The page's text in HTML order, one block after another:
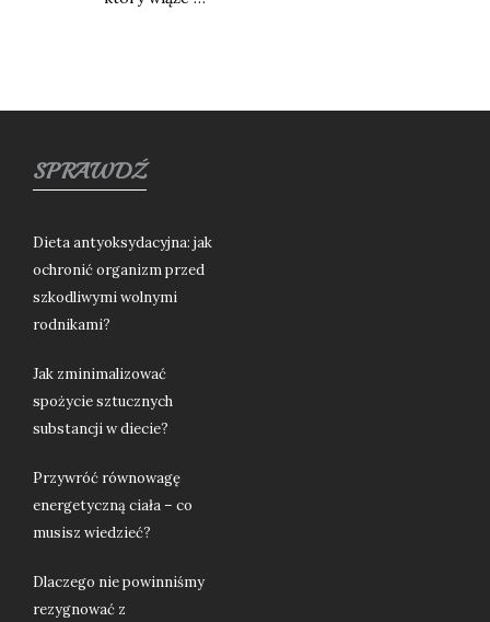
SPRAWDŹ
Dieta antyoksydacyjna: jak
ochronić organizm przed
szkodliwymi wolnymi
rodnikami?
Jak zminimalizować
spożycie sztucznych
substancji w diecie?
Przywróć równowagę
energetyczną ciała – co
musisz wiedzieć?
Dlaczego nie powinniśmy
rezygnować z